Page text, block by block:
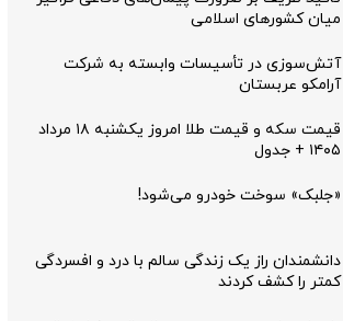
میان کشورهای اسلامی
آتش‌سوزی در تأسیسات وابسته به شرکت
آرامکو عربستان
قیمت سکه و قیمت طلا امروز یکشنبه ۱۸ مرداد
۱۴۰۵ + جدول
«جلبک» سوخت خودرو می‌شود!
دانشمندان راز یک زندگی سالم با درد و افسردگی
کمتر را کشف کردند